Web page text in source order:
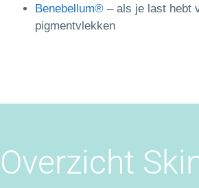
Benebellum® – als je last hebt
pigmentvlekken
Overzicht